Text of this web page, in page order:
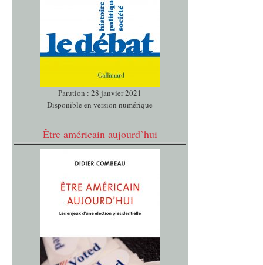
Parution : 28 janvier 2021
Disponible en version numérique
Être américain aujourd’hui